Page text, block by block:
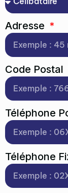
Adresse
Code Postal
Téléphone
Téléphone